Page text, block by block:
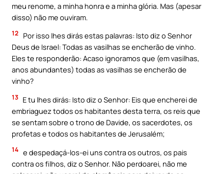
meu renome, a minha honra e a minha glória. Mas (apesar
disso) não me ouviram.
12
Por isso lhes dirás estas palavras: Isto diz o Senhor
Deus de Israel: Todas as vasilhas se encherão de vinho.
Eles te responderão: Acaso ignoramos que (em vasilhas,
anos abundantes) todas as vasilhas se encherão de
vinho?
13 E tu lhes dirás: Isto diz o Senhor: Eis que encherei de
embriaguez todos os habitantes desta terra, os reis que
se sentam sobre o trono de Davide, os sacerdotes, os
profetas e todos os habitantes de Jerusalém;
14 e despedaçá-los-ei uns contra os outros, os pais
contra os filhos, diz o Senhor. Não perdoarei, não me